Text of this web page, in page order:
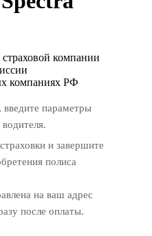
компании
компаниях РФ
параметры
и завершите
полиса
на ваш адрес
после оплаты.